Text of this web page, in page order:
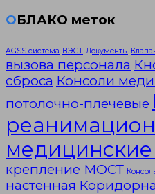
ОБЛАКО меток
AGSS система ВЭСТ Документы
вызова персонала
сброса Консоли
потолочно-плечевые
крепление МОСТ
настенная